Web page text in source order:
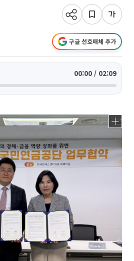
구글 선호매체 추가
00:00 / 02:09